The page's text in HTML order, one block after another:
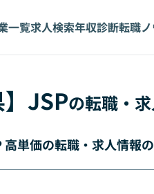
一覧求人検索年収診断転職
】 JSPの転職・
高単価の転職・求人情報